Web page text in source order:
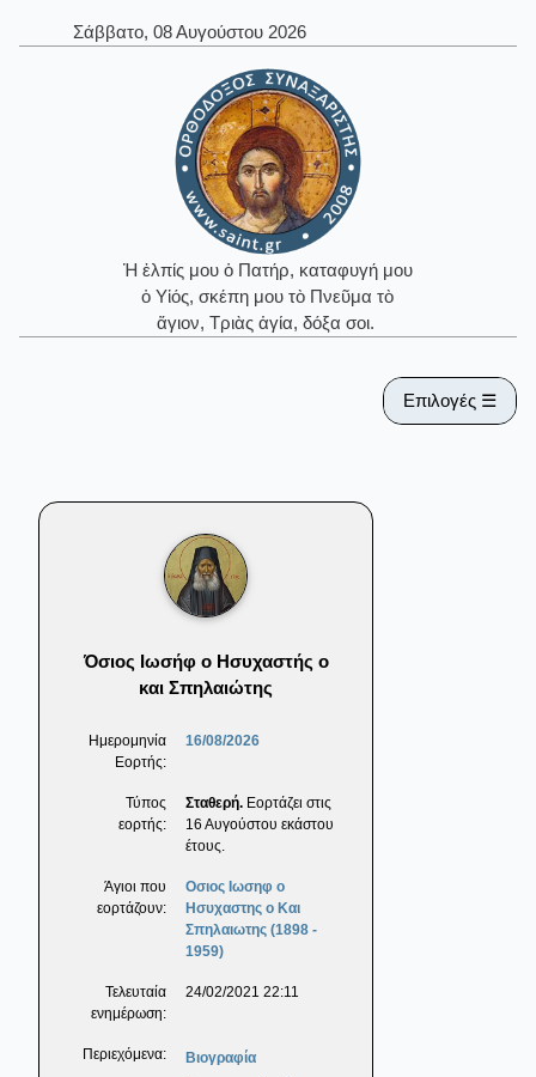
Σάββατο, 08 Αυγούστου 2026
Ἡ ἐλπίς μου ὁ Πατήρ, καταφυγή μου
ὁ Υἱός, σκέπη μου τὸ Πνεῦμα τὸ
ἅγιον, Τριὰς ἁγία, δόξα σοι.
Επιλογές ☰
Όσιος Ιωσήφ ο Ησυχαστής ο
και Σπηλαιώτης
Ημερομηνία
Εορτής:
16/08/2026
Τύπος
εορτής:
Σταθερή. Εορτάζει στις
16 Αυγούστου εκάστου
έτους.
Άγιοι που
εορτάζουν:
Οσιος Ιωσηφ ο
Ησυχαστης ο Και
Σπηλαιωτης (1898 -
1959)
Τελευταία
ενημέρωση:
24/02/2021 22:11
Περιεχόμενα:
Βιογραφία